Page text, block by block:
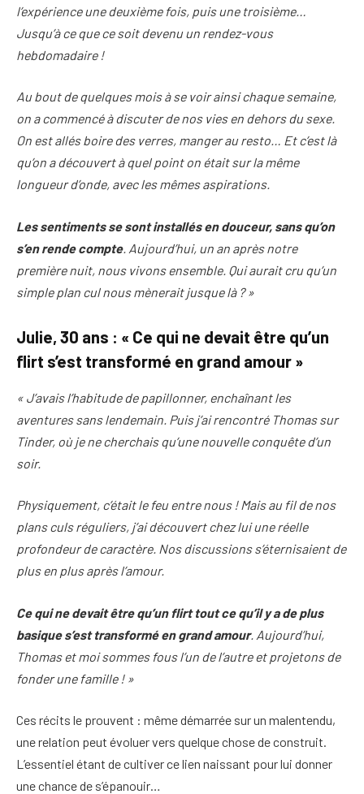
l’expérience une deuxième fois, puis une troisième…
Jusqu’à ce que ce soit devenu un rendez-vous
hebdomadaire !
Au bout de quelques mois à se voir ainsi chaque semaine,
on a commencé à discuter de nos vies en dehors du sexe.
On est allés boire des verres, manger au resto… Et c’est là
qu’on a découvert à quel point on était sur la même
longueur d’onde, avec les mêmes aspirations.
Les sentiments se sont installés en douceur, sans qu’on
s’en rende compte. Aujourd’hui, un an après notre
première nuit, nous vivons ensemble. Qui aurait cru qu’un
simple plan cul nous mènerait jusque là ? »
Julie, 30 ans : « Ce qui ne devait être qu’un
flirt s’est transformé en grand amour »
« J’avais l’habitude de papillonner, enchaînant les
aventures sans lendemain. Puis j’ai rencontré Thomas sur
Tinder, où je ne cherchais qu’une nouvelle conquête d’un
soir.
Physiquement, c’était le feu entre nous ! Mais au fil de nos
plans culs réguliers, j’ai découvert chez lui une réelle
profondeur de caractère. Nos discussions s’éternisaient de
plus en plus après l’amour.
Ce qui ne devait être qu’un flirt tout ce qu’il y a de plus
basique s’est transformé en grand amour. Aujourd’hui,
Thomas et moi sommes fous l’un de l’autre et projetons de
fonder une famille ! »
Ces récits le prouvent : même démarrée sur un malentendu,
une relation peut évoluer vers quelque chose de construit.
L’essentiel étant de cultiver ce lien naissant pour lui donner
une chance de s’épanouir…